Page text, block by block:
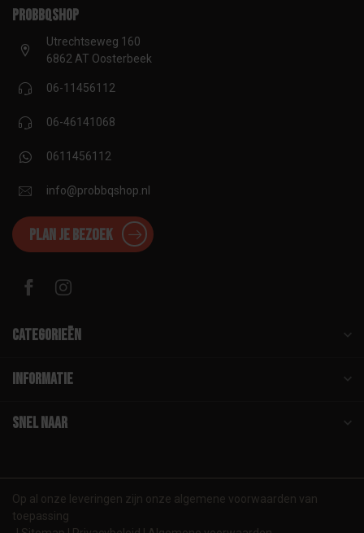
proBBQshop
Utrechtseweg 160
6862 AT Oosterbeek
06-11456112
06-46141068
0611456112
info@probbqshop.nl
Plan je bezoek
Categorieën
Informatie
Snel naar
Op al onze leveringen zijn onze algemene voorwaarden van
toepassing